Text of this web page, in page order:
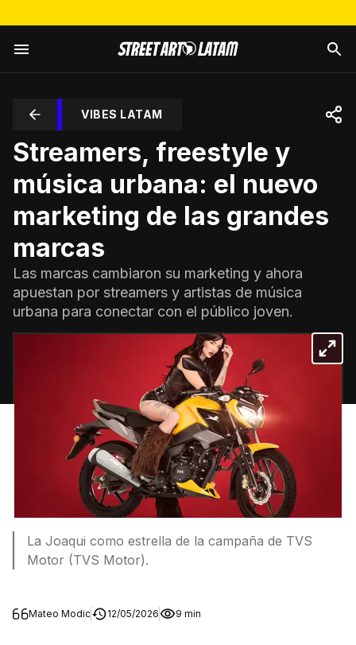
VIBES LATAM
Streamers, freestyle y
música urbana: el nuevo
marketing de las grandes
marcas
Las marcas cambiaron su marketing y ahora
apuestan por streamers y artistas de música
urbana para conectar con el público joven.
La Joaqui como estrella de la campaña de TVS
Motor (TVS Motor).
Mateo Modic 12/05/2026 9 min